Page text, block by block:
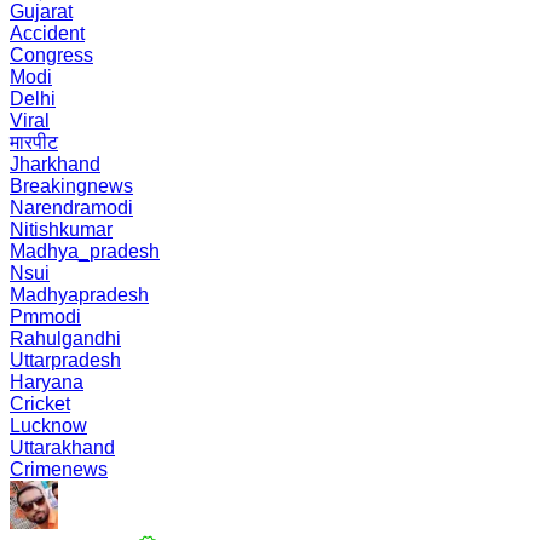
Gujarat
Accident
Congress
Modi
Delhi
Viral
मारपीट
Jharkhand
Breakingnews
Narendramodi
Nitishkumar
Madhya_pradesh
Nsui
Madhyapradesh
Pmmodi
Rahulgandhi
Uttarpradesh
Haryana
Cricket
Lucknow
Uttarakhand
Crimenews